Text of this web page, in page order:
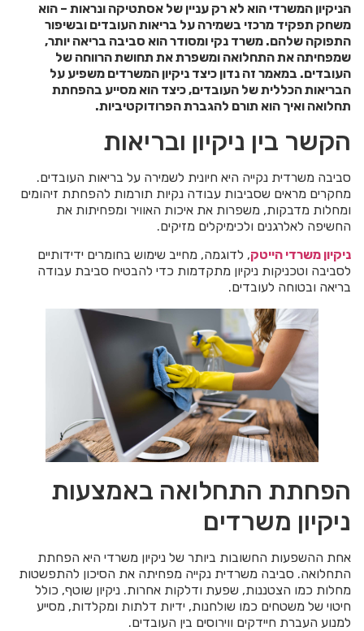
הניקיון המשרדי הוא לא רק עניין של אסתטיקה ונראות – הוא
משחק תפקיד מרכזי בשמירה על בריאות העובדים ובשיפור
התפוקה שלהם. משרד נקי ומסודר הוא סביבה בריאה יותר,
שמפחיתה את התחלואה ומשפרת את תחושת הרווחה של
העובדים. במאמר זה נדון כיצד ניקיון המשרדים משפיע על
הבריאות הכללית של העובדים, כיצד הוא מסייע בהפחתת
תחלואה ואיך הוא תורם להגברת הפרודוקטיביות.
הקשר בין ניקיון ובריאות
סביבה משרדית נקייה היא חיונית לשמירה על בריאות העובדים.
מחקרים מראים שסביבות עבודה נקיות תורמות להפחתת זיהומים
ומחלות מדבקות, משפרות את איכות האוויר ומפחיתות את
החשיפה לאלרגנים ולכימיקלים מזיקים.
ניקיון משרדי הייטק, לדוגמה, מחייב שימוש בחומרים ידידותיים
לסביבה וטכניקות ניקיון מתקדמות כדי להבטיח סביבת עבודה
בריאה ובטוחה לעובדים.
הפחתת התחלואה באמצעות
ניקיון משרדים
אחת ההשפעות החשובות ביותר של ניקיון משרדי היא הפחתת
התחלואה. סביבה משרדית נקייה מפחיתה את הסיכון להתפשטות
מחלות כמו הצטננות, שפעת ודלקות אחרות. ניקיון שוטף, כולל
חיטוי של משטחים כמו שולחנות, ידיות דלתות ומקלדות, מסייע
למנוע העברת חיידקים ווירוסים בין העובדים.